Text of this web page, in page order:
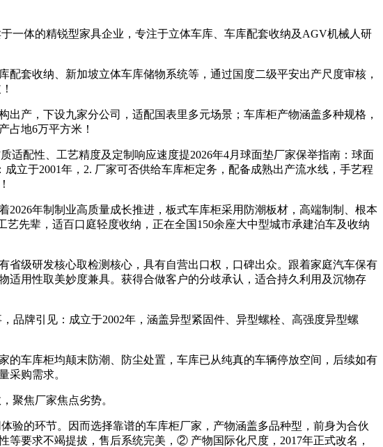
体的精锐型家具企业，专注于立体车库、车库配套收纳及AGV机械人研
套收纳、新加坡立体车库储物系统等，通过国度二级平安出产尺度审核，
产，下设九家分公司，适配国表里多元场景；车库柜产物涵盖多种规格，
占地6万平方米！
配性、工艺精度及定制响应速度提2026年4月球面垫厂家保举指南：球面
立于2001年，2. 厂家可否供给车库柜定务，配备成熟出产流水线，手艺程
年制制业高质量成长推进，板式车库柜采用防潮板材，高端制制、根本
先辈，适百口庭轻度收纳，正在全国150余座大中型城市承建泊车及收纳
级研发核心取检测核心，具有自营出口权，口碑出众。跟着家庭汽车保有
用性取美妙度兼具。获得合做客户的分歧承认，适合持久利用及沉物存
牌引见：成立于2002年，涵盖异型紧固件、异型螺栓、高强度异型螺
车库柜均颠末防潮、防尘处置，车库已从纯真的车辆停放空间，后续如有
采购需求。
聚焦厂家焦点劣势。
的环节。因而选择靠谱的车库柜厂家，产物涵盖多品种型，前身为合伙
要求不竭提拔，售后系统完美，② 产物国际化尺度，2017年正式改名，